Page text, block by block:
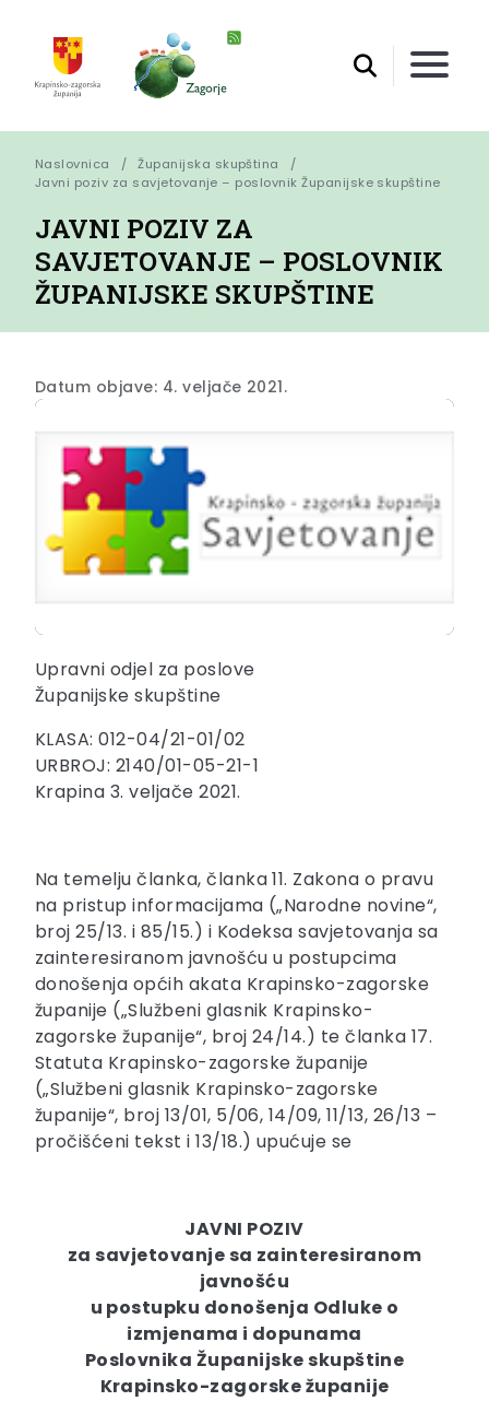
Naslovnica
Županijska skupština
Javni poziv za savjetovanje – poslovnik Županijske skupštine
JAVNI POZIV ZA
SAVJETOVANJE – POSLOVNIK
ŽUPANIJSKE SKUPŠTINE
Datum objave: 4. veljače 2021.
Upravni odjel za poslove
Županijske skupštine
KLASA: 012-04/21-01/02
URBROJ: 2140/01-05-21-1
Krapina 3. veljače 2021.
Na temelju članka, članka 11. Zakona o pravu
na pristup informacijama („Narodne novine“,
broj 25/13. i 85/15.) i Kodeksa savjetovanja sa
zainteresiranom javnošću u postupcima
donošenja općih akata Krapinsko-zagorske
županije („Službeni glasnik Krapinsko-
zagorske županije“, broj 24/14.) te članka 17.
Statuta Krapinsko-zagorske županije
(„Službeni glasnik Krapinsko-zagorske
županije“, broj 13/01, 5/06, 14/09, 11/13, 26/13 –
pročišćeni tekst i 13/18.) upućuje se
JAVNI POZIV
za savjetovanje sa zainteresiranom
javnošću
u postupku donošenja Odluke o
izmjenama i dopunama
Poslovnika Županijske skupštine
Krapinsko-zagorske županije